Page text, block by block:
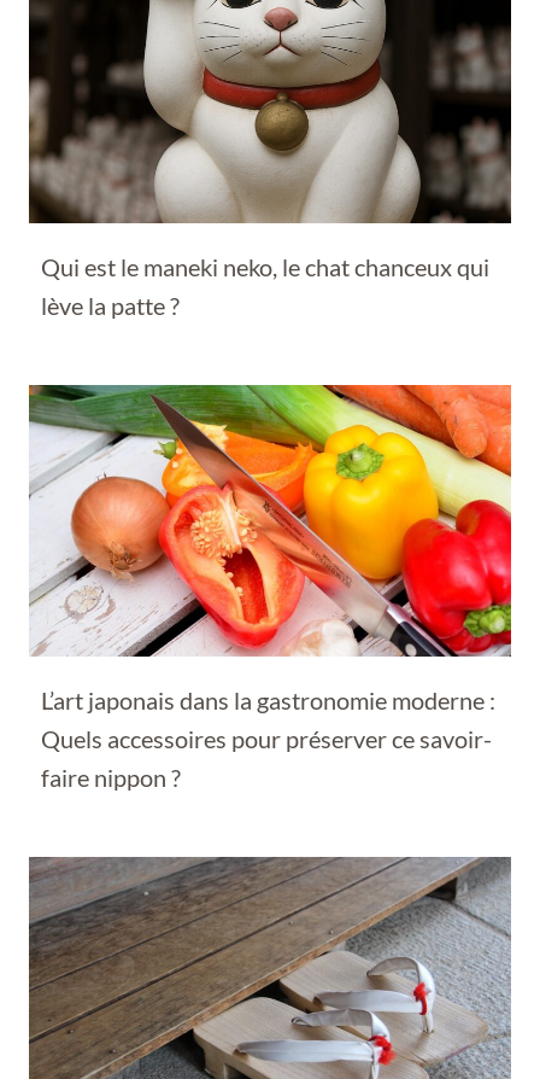
Qui est le maneki neko, le chat chanceux qui
lève la patte ?
L’art japonais dans la gastronomie moderne :
Quels accessoires pour préserver ce savoir-
faire nippon ?